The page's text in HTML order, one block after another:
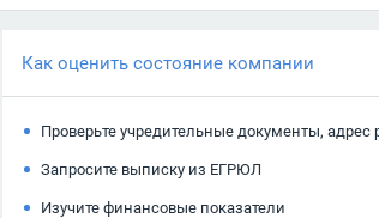
Как оценить состояние компании
Проверьте учредительные документы,
Запросите выписку из ЕГРЮЛ
Изучите финансовые показатели